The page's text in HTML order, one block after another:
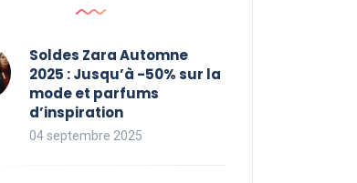
Soldes Zara Automne
2025 : Jusqu’à -50% sur la
mode et parfums
d’inspiration
04 septembre 2025